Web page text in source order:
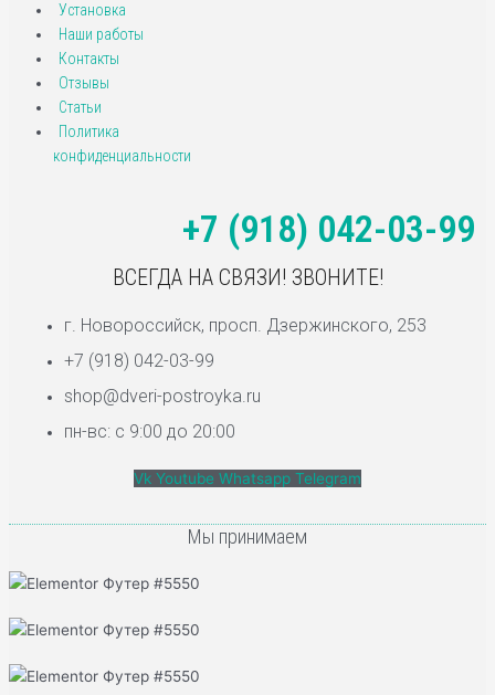
Установка
Наши работы
Контакты
Отзывы
Статьи
Политика
конфиденциальности
+7 (918) 042-03-99
ВСЕГДА НА СВЯЗИ! ЗВОНИТЕ!
г. Новороссийск, просп. Дзержинского, 253
+7 (918) 042-03-99
shop@dveri-postroyka.ru
пн-вс: с 9:00 до 20:00
Vk Youtube Whatsapp Telegram
Мы принимаем